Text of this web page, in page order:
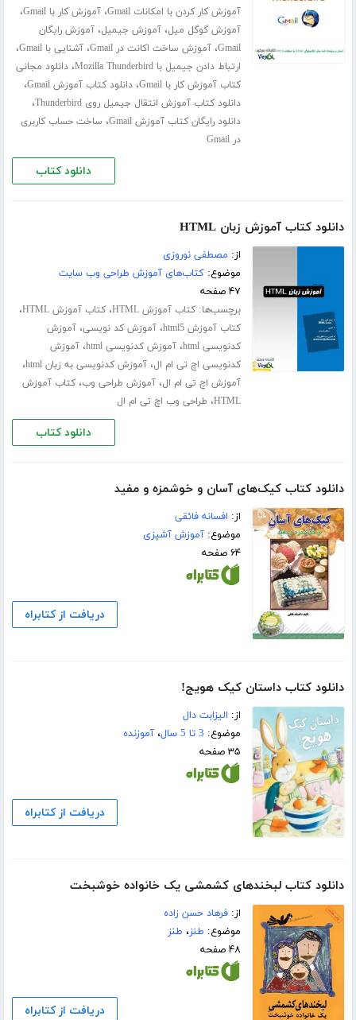
آموزش کار کردن با امکانات Gmail ،آموزش کار با Gmail ،
آموزش گوگل میل،آموزش جیمیل،آموزش رایگان
Gmail،آموزش ساخت اکانت در Gmail ،آشنایی با Gmail ،
ارتباط دادن جیمیل با Mozilla Thunderbird ،دانلود مجانی
کتاب آموزش کار با Gmail
،دانلود کتاب آموزش Gmail ،
دانلود کتاب آموزش انتقال جیمیل روی Thunderbird ،
دانلود رایگان کتاب آموزش Gmail ، ساخت حساب کاربری
در Gmail
دانلود کتاب
دانلود کتاب آموزش زبان HTML
از: مصطفی نوروزی
موضوع:کتاب‌های آموزش طراحی وب سایت
۴۷ صفحه
برچسب‌ها:کتاب آموزش HTML ،کتاب آموزش HTML ،
کتاب آموزش html5 ،آموزش کد نویسی،آموزش
کدنویسی html
،آموزش کدنویسی html ،آموزش
کدنویسی اچ تی ام ال،آموزش کدنویسی به زبان html ،
آموزش اچ تی ام ال،آموزش طراحی وب،کتاب آموزش
HTML، طراحی وب اچ تی ام ال
دانلود کتاب
دانلود کتاب کیک‌های آسان و خوشمزه و مفید
از: افسانه فائقی
موضوع:آموزش آشپزی
۶۴ صفحه
دریافت از کتابراه
دانلود کتاب داستان کیک هویج!
از: الیزابت دال
موضوع: 3 تا 5 سال ،آموزنده
۳۵ صفحه
دریافت از کتابراه
دانلود کتاب لبخندهای کشمشی یک خانواده‌ خوشبخت
از:فرهاد حسن زاده
موضوع: طنز، طنز
۴۸ صفحه
دریافت از کتابراه